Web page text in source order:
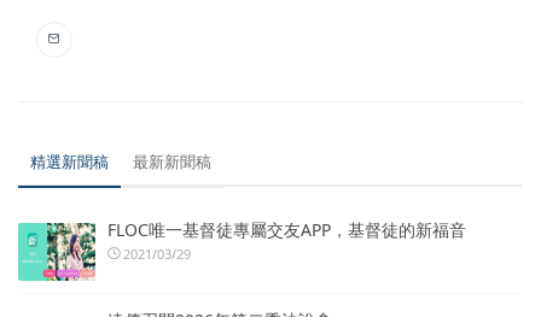
精選新聞稿 最新新聞稿
FLOC唯一基督徒專屬交友APP，基督徒的新福音
2021/03/29